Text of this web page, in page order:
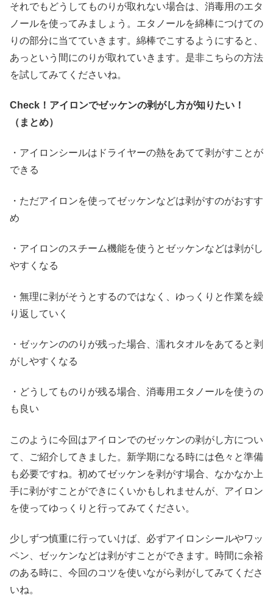
それでもどうしてものりが取れない場合は、消毒用のエタ
ノールを使ってみましょう。エタノールを綿棒につけての
りの部分に当てていきます。綿棒でこするようにすると、
あっという間にのりが取れていきます。是非こちらの方法
を試してみてくださいね。
Check ！アイロンでゼッケンの剥がし方が知りたい！
（まとめ）
・アイロンシールはドライヤーの熱をあてて剥がすことが
できる
・ただアイロンを使ってゼッケンなどは剥がすのがおすす
め
・アイロンのスチーム機能を使うとゼッケンなどは剥がし
やすくなる
・無理に剥がそうとするのではなく、ゆっくりと作業を繰
り返していく
・ゼッケンののりが残った場合、濡れタオルをあてると剥
がしやすくなる
・どうしてものりが残る場合、消毒用エタノールを使うの
も良い
このように今回はアイロンでのゼッケンの剥がし方につい
て、ご紹介してきました。新学期になる時には色々と準備
も必要ですね。初めてゼッケンを剥がす場合、なかなか上
手に剥がすことができにくいかもしれませんが、アイロン
を使ってゆっくりと行ってみてください。
少しずつ慎重に行っていけば、必ずアイロンシールやワッ
ペン、ゼッケンなどは剥がすことができます。時間に余裕
のある時に、今回のコツを使いながら剥がしてみてくださ
いね。